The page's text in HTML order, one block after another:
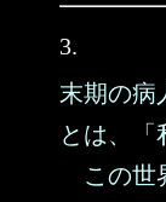
3.
末期の病
とは、「
この世